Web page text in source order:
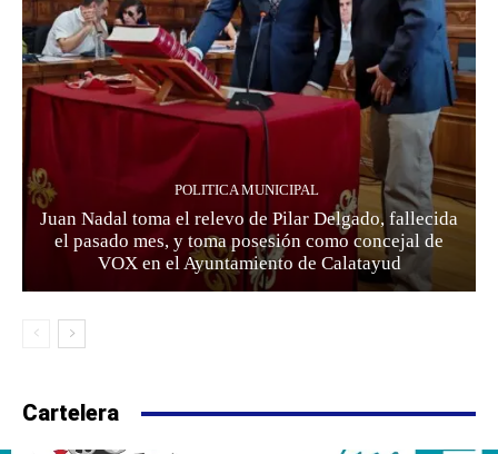
POLITICA MUNICIPAL
Juan Nadal toma el relevo de Pilar Delgado, fallecida
el pasado mes, y toma posesión como concejal de
VOX en el Ayuntamiento de Calatayud
Cartelera